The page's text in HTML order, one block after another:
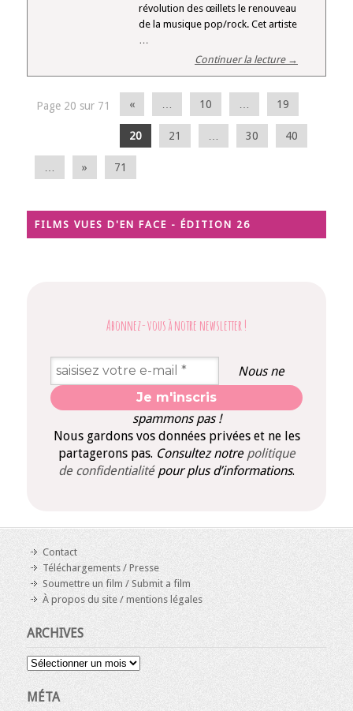
révolution des œillets le renouveau
de la musique pop/rock. Cet artiste
Continuer la lecture →
Page 20 sur 71 « 10 19
20 21 30 40
» 71
FILMS VUES D'EN FACE - ÉDITION 26
Abonnez-vous à notre newsletter !
Nous ne
spammons pas !
Nous gardons vos données privées et ne les
partagerons pas. Consultez notre politique
de confidentialité pour plus d’informations.
Contact
Téléchargements / Presse
Soumettre un film / Submit a film
À propos du site / mentions légales
ARCHIVES
Archives
MÉTA